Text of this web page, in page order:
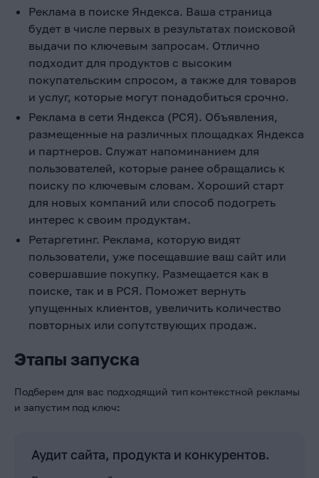
Реклама в поиске Яндекса. Ваша страница
будет в числе первых в результатах поисковой
выдачи по ключевым запросам. Отлично
подходит для продуктов с высоким
покупательским спросом, а также для товаров
и услуг, которые могут понадобиться срочно.
Реклама в сети Яндекса (РСЯ). Объявления,
размещенные на различных площадках Яндекса
и партнеров. Служат напоминанием для
пользователей, которые ранее обращались к
поиску по ключевым словам. Хороший старт
для новых компаний или способ подогреть
интерес к своим продуктам.
Ретаргетинг. Реклама, которую видят
пользователи, уже посещавшие ваш сайт или
совершавшие покупку. Размещается как в
поиске, так и в РСЯ. Поможет вернуть
упущенных клиентов, увеличить количество
повторных или сопутствующих продаж.
Этапы запуска
Подберем для вас подходящий тип контекстной рекламы
и запустим под ключ:
Аудит сайта, продукта и конкурентов.